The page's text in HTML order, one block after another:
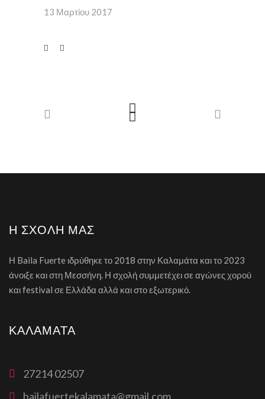
13 Μαρτίου 2017
Η ΣΧΟΛΉ ΜΑΣ
Η Baila Fuerte ιδρύθηκε το 2018 στην Καλαμάτα και το 2023
άνοιξε και στη Μεσσήνη. Η σχολή συμμετέχει σε αγώνες χορού
και festival σε Ελλάδα αλλά και στο εξωτερικό.
ΚΑΛΑΜΆΤΑ
27214 02507
bailafuertekalamata@gmail.com